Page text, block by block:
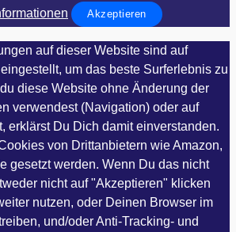
Akzeptieren
auf dieser Website sind auf
um das beste Surferlebnis zu
diese Website ohne Änderung der
verwendest (Navigation) oder auf
erklärst Du Dich damit einverstanden.
von Drittanbietern wie Amazon,
gesetzt werden. Wenn Du das nicht
nicht auf "Akzeptieren" klicken
nutzen, oder Deinen Browser im
und/oder Anti-Tracking- und